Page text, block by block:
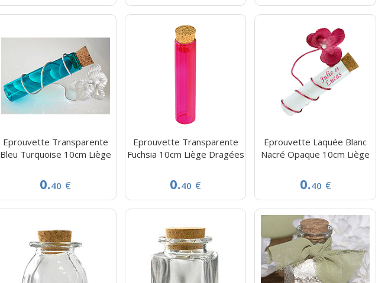
Eprouvette Transparente
Bleu Turquoise 10cm Liège
0.40 €
Eprouvette Transparente
Fuchsia 10cm Liège Dragées
0.40 €
Eprouvette Laquée Blanc
Nacré Opaque 10cm Liège
0.40 €